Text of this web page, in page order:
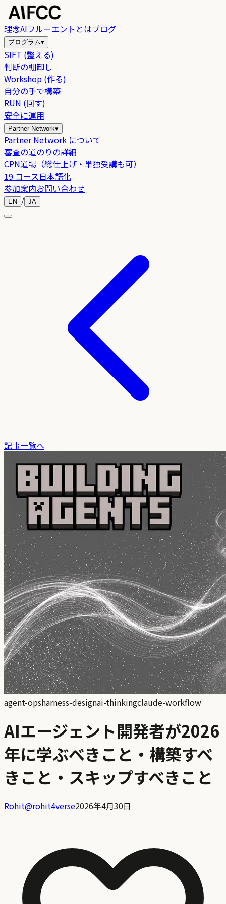
理念AIフルーエントとはブログ
プログラム▾
SIFT (整える)
判断の棚卸し
Workshop (作る)
自分の手で構築
RUN (回す)
安全に運用
Partner Network▾
Partner Network について
審査の道のりの詳細
CPN道場（総仕上げ・単独受講も可）
19 コース日本語化
参加案内お問い合わせ
EN / JA
記事一覧へ
agent-opsharness-designai-thinkingclaude-workflow
AIエージェント開発者が2026
年に学ぶべきこと・構築すべ
きこと・スキップすべきこと
Rohit@rohit4verse2026年4月30日